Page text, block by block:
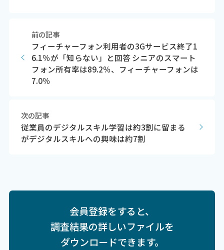
前の記事
フィーチャーフォン利用者の3Gサービス終了1
6.1％が「知らない」と回答 シニアのスマート
フォン所有率は89.2％、フィーチャーフォンは
7.0％
次の記事
従業員のデジタルスキル学習は約3割に留まる
がデジタルスキルへの興味は約7割
会員登録をすると、
調査結果の詳しいファイルを
ダウンロードできます。